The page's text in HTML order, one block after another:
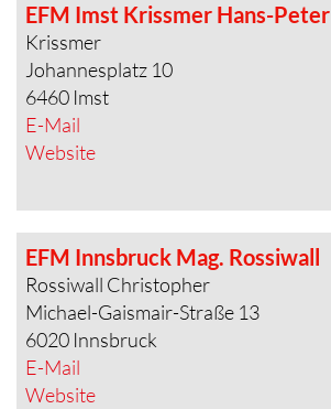
EFM Imst Krissmer Hans-Peter
Krissmer
Johannesplatz 10
6460 Imst
E-Mail
Website
EFM Innsbruck Mag. Rossiwall
Rossiwall Christopher
Michael-Gaismair-Straße 13
6020 Innsbruck
E-Mail
Website